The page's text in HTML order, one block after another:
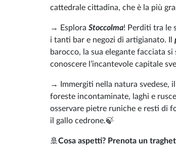
cattedrale cittadina, che è la più
→ Esplora Stoccolma! Perditi tra le
i tanti bar e negozi di artigianato. Il
barocco, la sua elegante facciata
conoscere l’incantevole capitale
→ Immergiti nella natura svedese,
foreste incontaminate, laghi e
osservare pietre runiche e resti di
il gallo cedrone.🍃
🚢 Cosa aspetti? Prenota un